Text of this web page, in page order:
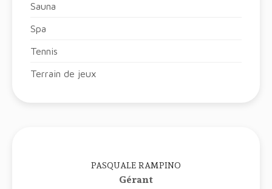
Sauna
Spa
Tennis
Terrain de jeux
PASQUALE RAMPINO
Gérant